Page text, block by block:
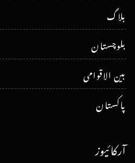
بلاگ
بلوچستان
بین الاقوامی
پاکستان
آرکائیوز